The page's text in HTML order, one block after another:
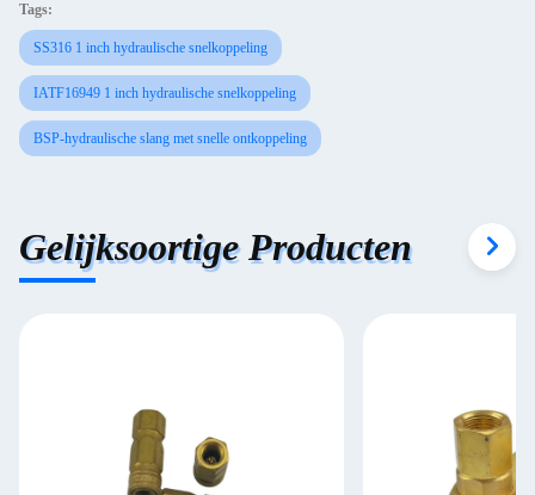
Tags:
SS316 1 inch hydraulische snelkoppeling
IATF16949 1 inch hydraulische snelkoppeling
BSP-hydraulische slang met snelle ontkoppeling
Gelijksoortige Producten